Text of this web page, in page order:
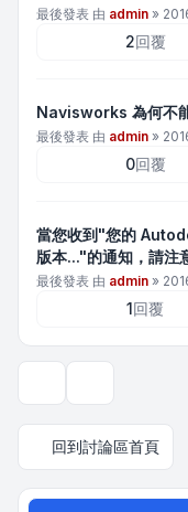
最後發表 由 admin »
2回覆
Navisworks 為何不
最後發表 由 admin »
0回覆
當您收到"您的
版本..."的通知，請注
最後發表 由 admin »
1回覆
回到討論區首頁